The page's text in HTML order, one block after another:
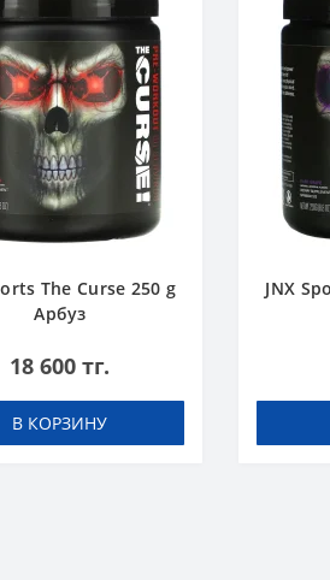
The Curse 250 g
Арбуз
18 600 тг.
В КОРЗИНУ
JNX